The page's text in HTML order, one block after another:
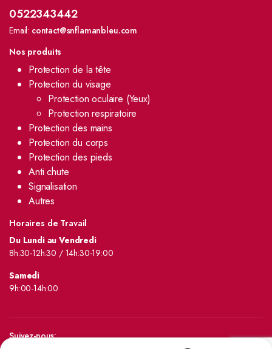
0522343442
Email: contact@snflamanbleu.com
Nos produits
Protection de la tête
Protection du visage
Protection oculaire (Yeux)
Protection respiratoire
Protection des mains
Protection du corps
Protection des pieds
Anti chute
Signalisation
Autres
Horaires de Travail
Du Lundi au Vendredi
8h:30-12h:30 / 14h:30-19:00
Samedi
9h:00-14h:00
Suivez-nous: